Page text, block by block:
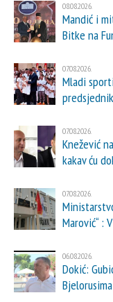
08.08.2026.
Mandić i
Bitke na
07.08.2026.
Mladi
07.08.2026.
Knežević
kakav ću
07.08.2026.
Marović“ :
06.08.2026.
Dokić:
Bjelorusima